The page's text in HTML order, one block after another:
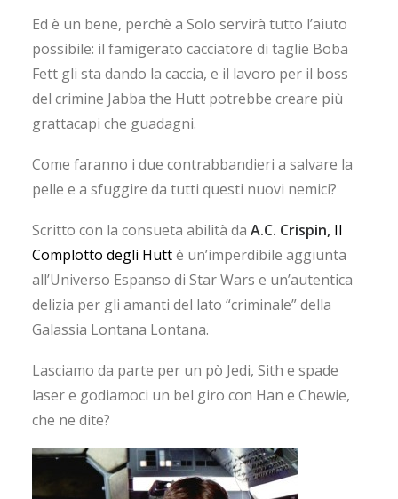
Ed è un bene, perchè a Solo servirà tutto l’aiuto
possibile: il famigerato cacciatore di taglie Boba
Fett gli sta dando la caccia, e il lavoro per il boss
del crimine Jabba the Hutt potrebbe creare più
grattacapi che guadagni.
Come faranno i due contrabbandieri a salvare la
pelle e a sfuggire da tutti questi nuovi nemici?
Scritto con la consueta abilità da A.C. Crispin, Il
Complotto degli Huttè un’imperdibile aggiunta
all’Universo Espanso di Star Wars e un’autentica
delizia per gli amanti del lato “criminale” della
Galassia Lontana Lontana.
Lasciamo da parte per un pò Jedi, Sith e spade
laser e godiamoci un bel giro con Han e Chewie,
che ne dite?